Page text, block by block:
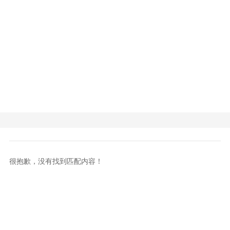
很抱歉，没有找到匹配内容！